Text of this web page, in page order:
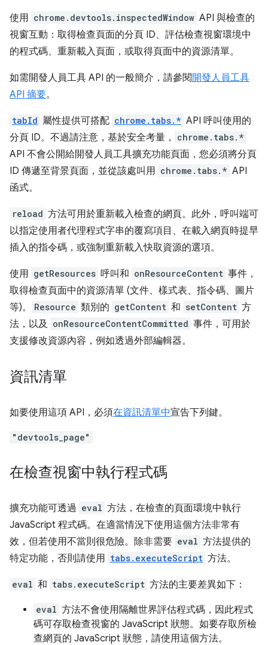
使用 chrome.devtools.inspectedWindow API 與檢查的
視窗互動：取得檢查頁面的分頁 ID、評估檢查視窗環境中
的程式碼、重新載入頁面，或取得頁面中的資源清單。
如需開發人員工具 API 的一般簡介，請參閱 開發人員工具
API 摘要。
tabId 屬性提供可搭配 chrome.tabs.* API 呼叫使用的
分頁 ID。不過請注意，基於安全考量，
chrome.tabs.*
API 不會公開給開發人員工具擴充功能頁面，您必須將分頁
ID 傳遞至背景頁面，並從該處叫用 chrome.tabs.* API
函式。
reload 方法可用於重新載入檢查的網頁。此外，呼叫端可
以指定使用者代理程式字串的覆寫項目、在載入網頁時提早
插入的指令碼，或強制重新載入快取資源的選項。
使用 getResources 呼叫和 onResourceContent 事件，
取得檢查頁面中的資源清單 (文件、樣式表、指令碼、圖片
等)。
Resource 類別的 getContent 和 setContent 方
法，以及 onResourceContentCommitted 事件，可用於
支援修改資源內容，例如透過外部編輯器。
資訊清單
如要使用這項 API，必須在資訊清單中宣告下列鍵。
"devtools_page"
在檢查視窗中執行程式碼
擴充功能可透過 eval 方法，在檢查的頁面環境中執行
JavaScript 程式碼。在適當情況下使用這個方法非常有
效，但若使用不當則很危險。除非需要 eval 方法提供的
特定功能，否則請使用 tabs.executeScript 方法。
eval 和 tabs.executeScript 方法的主要差異如下：
eval 方法不會使用隔離世界評估程式碼，因此程式
碼可存取檢查視窗的 JavaScript 狀態。如要存取所檢
查網頁的 JavaScript 狀態，請使用這個方法。